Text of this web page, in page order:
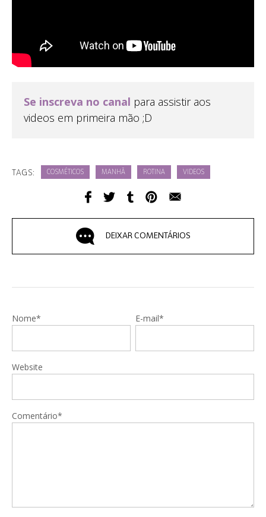
Se inscreva no canal para assistir aos
videos em primeira mão ;D
TAGS: COSMÉTICOS MANHÃ ROTINA VIDEOS
DEIXAR COMENTÁRIOS
Nome* E-mail*
Website
Comentário*